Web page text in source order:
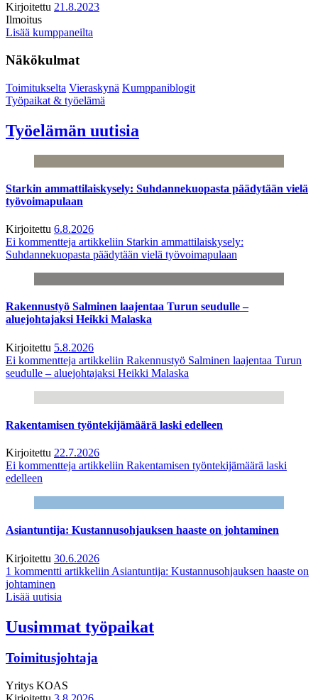
Kirjoitettu 21.8.2023
Ilmoitus
Lisää kumppaneilta
Näkökulmat
Toimitukselta Vieraskynä Kumppaniblogit
Työpaikat & työelämä
Työelämän uutisia
Starkin ammattilaiskysely: Suhdannekuopasta päädytään vielä
työvoimapulaan
Kirjoitettu 6.8.2026
Ei kommentteja artikkeliin Starkin ammattilaiskysely:
Suhdannekuopasta päädytään vielä työvoimapulaan
Rakennustyö Salminen laajentaa Turun seudulle –
aluejohtajaksi Heikki Malaska
Kirjoitettu 5.8.2026
Ei kommentteja artikkeliin Rakennustyö Salminen laajentaa Turun
seudulle – aluejohtajaksi Heikki Malaska
Rakentamisen työntekijämäärä laski edelleen
Kirjoitettu 22.7.2026
Ei kommentteja artikkeliin Rakentamisen työntekijämäärä laski
edelleen
Asiantuntija: Kustannusohjauksen haaste on johtaminen
Kirjoitettu 30.6.2026
1 kommentti artikkeliin Asiantuntija: Kustannusohjauksen haaste on
johtaminen
Lisää uutisia
Uusimmat työpaikat
Toimitusjohtaja
Yritys KOAS